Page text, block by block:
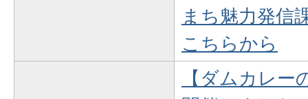
まち魅力発信
こちらから
【ダムカレー